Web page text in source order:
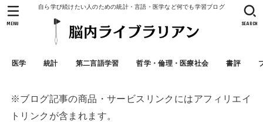
自ら学び続けたい人のための統計・言語・医学など何でも学習ブログ
医学 統計 第二言語学習 哲学・倫理・医療社会 書評
SEARCH
MENU
※ブログ記事の商品・サービスリンクにはアフィリエイ
トリンクが含まれます。